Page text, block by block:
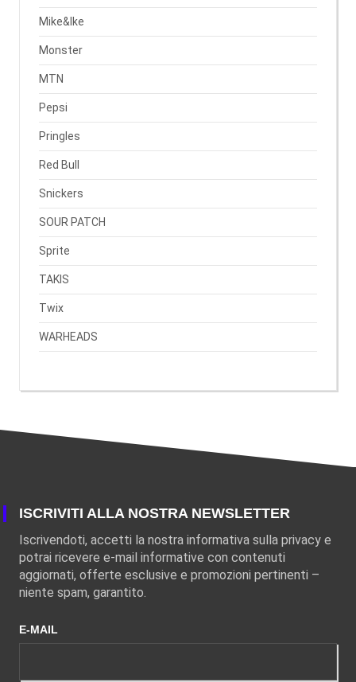
Mike&Ike
Monster
MTN
Pepsi
Pringles
Red Bull
Snickers
SOUR PATCH
Sprite
TAKIS
Twix
WARHEADS
ISCRIVITI ALLA NOSTRA NEWSLETTER
Iscrivendoti, accetti la nostra informativa sulla privacy e
potrai ricevere e-mail informative con contenuti
aggiornati, offerte esclusive e promozioni pertinenti –
niente spam, garantito.
E-MAIL